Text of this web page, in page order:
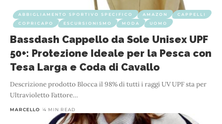
ABBIGLIAMENTO SPORTIVO SPECIFICO AMAZON
CAPPELLI
COPRICAPO
ESCURSIONISMO MODA UOMO
Bassdash Cappello da Sole Unisex UPF
50+: Protezione Ideale per la Pesca con
Tesa Larga e Coda di Cavallo
Descrizione prodotto Blocca il 98% di tutti i raggi UV UPF sta per
Ultravioletto Fattore…
MARCELLO 4 MIN READ